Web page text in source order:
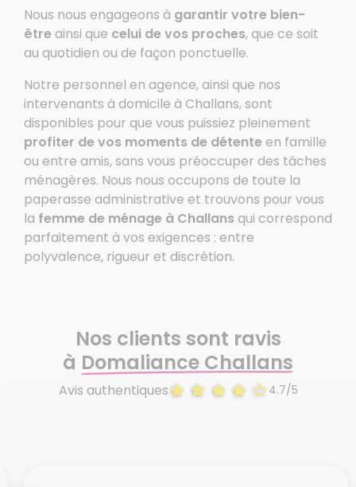
Nous nous engageons à garantir votre bien-
être ainsi que celui de vos proches, que ce soit
au quotidien ou de façon ponctuelle.
Notre personnel en agence, ainsi que nos
intervenants à domicile à Challans, sont
disponibles pour que vous puissiez pleinement
profiter de vos moments de détente en famille
ou entre amis, sans vous préoccuper des tâches
ménagères. Nous nous occupons de toute la
paperasse administrative et trouvons pour vous
la femme de ménage à Challans qui correspond
parfaitement à vos exigences : entre
polyvalence, rigueur et discrétion.
Nos clients sont ravis
à Domaliance Challans
Avis authentiques 4.7/5